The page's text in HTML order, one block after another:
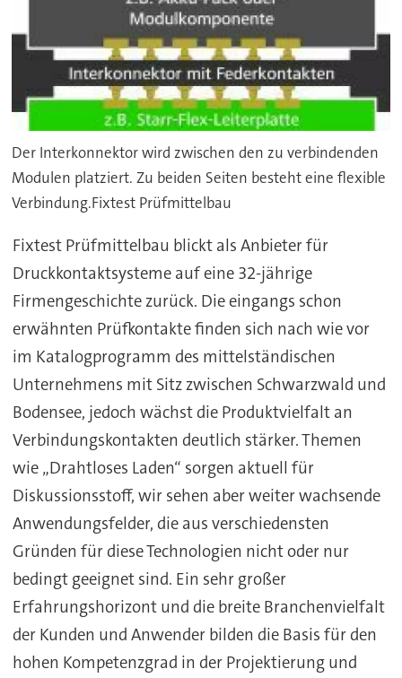
Der Interkonnektor wird zwischen den zu verbindenden
Modulen platziert. Zu beiden Seiten besteht eine flexible
Verbindung.Fixtest Prüfmittelbau
Fixtest Prüfmittelbau blickt als Anbieter für
Druckkontaktsysteme auf eine 32-jährige
Firmengeschichte zurück. Die eingangs schon
erwähnten Prüfkontakte finden sich nach wie vor
im Katalogprogramm des mittelständischen
Unternehmens mit Sitz zwischen Schwarzwald und
Bodensee, jedoch wächst die Produktvielfalt an
Verbindungskontakten deutlich stärker. Themen
wie „Drahtloses Laden“ sorgen aktuell für
Diskussionsstoff, wir sehen aber weiter wachsende
Anwendungsfelder, die aus verschiedensten
Gründen für diese Technologien nicht oder nur
bedingt geeignet sind. Ein sehr großer
Erfahrungshorizont und die breite Branchenvielfalt
der Kunden und Anwender bilden die Basis für den
hohen Kompetenzgrad in der Projektierung und